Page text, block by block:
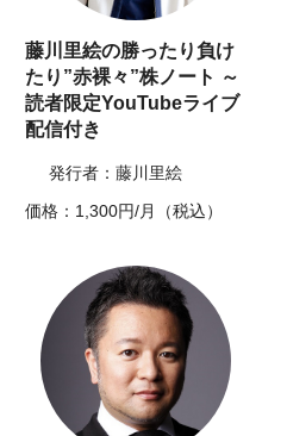
藤川里絵の勝ったり負け
たり”赤裸々”株ノート ～
読者限定YouTubeライブ
配信付き
発行者：藤川里絵
価格：1,300円/月（税込）